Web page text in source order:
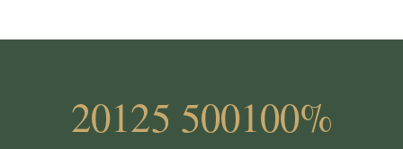
20125 500100%